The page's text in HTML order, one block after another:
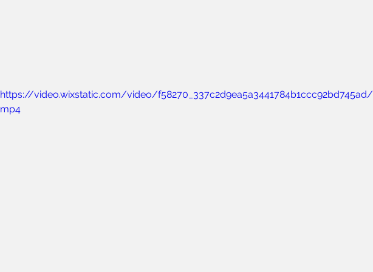
https://video.wixstatic.com/video/
mp4